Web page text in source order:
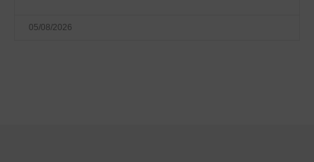
05/08/2026